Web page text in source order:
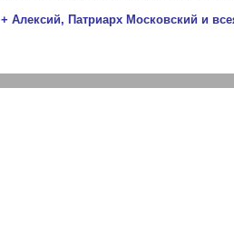
+ Алексий, Патриарх Московский и